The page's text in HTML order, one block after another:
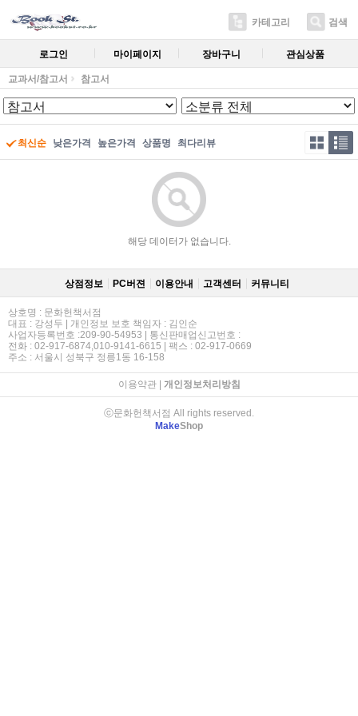
카테고리 검색
로그인 마이페이지 장바구니 관심상품
교과서/참고서 참고서
최신순 낮은가격 높은가격 상품명 최다리뷰
해당 데이터가 없습니다.
상점정보 PC버젼 이용안내 고객센터 커뮤니티
상호명 : 문화헌책서점
대표 : 강성두 | 개인정보 보호 책임자 : 김인순
사업자등록번호 :209-90-54953 | 통신판매업신고번호 :
전화 : 02-917-6874,010-9141-6615 | 팩스 : 02-917-0669
주소 : 서울시 성북구 정릉1동 16-158
이용약관| 개인정보처리방침
ⓒ문화헌책서점 All rights reserved.
MakeShop